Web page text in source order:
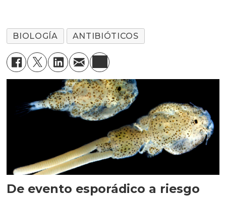
BIOLOGÍA ANTIBIÓTICOS
De evento esporádico a riesgo